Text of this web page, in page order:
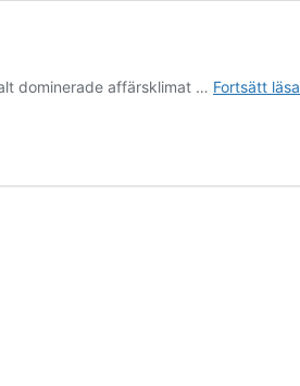
dominerade affärsklimat … Fortsätt läsa